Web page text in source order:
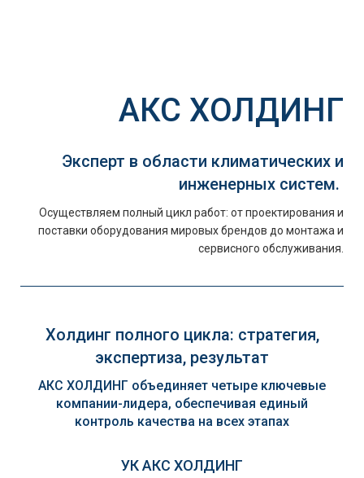
АКС ХОЛДИНГ
Эксперт в области климатических и
инженерных систем.
Осуществляем полный цикл работ: от проектирования и
поставки оборудования мировых брендов до монтажа и
сервисного обслуживания.
Холдинг полного цикла: стратегия,
экспертиза, результат
АКС ХОЛДИНГ объединяет четыре ключевые
компании-лидера, обеспечивая единый
контроль качества на всех этапах
УК АКС ХОЛДИНГ